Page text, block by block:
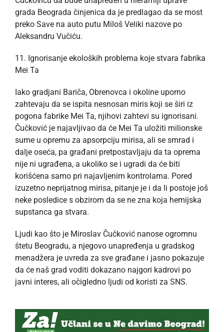
grada Beograda činjenica da je predlagao da se most
preko Save na auto putu Miloš Veliki nazove po
Aleksandru Vučiću.
11. Ignorisanje ekoloških problema koje stvara fabrika
Mei Ta
Iako gradjani Bariča, Obrenovca i okoline uporno
zahtevaju da se ispita nesnosan miris koji se širi iz
pogona fabrike Mei Ta, njihovi zahtevi su ignorisani.
Čučković je najavljivao da će Mei Ta uložiti milionske
sume u opremu za apsorpciju mirisa, ali se smrad i
dalje oseća, pa građani pretpostavljaju da ta oprema
nije ni ugrađena, a ukoliko se i ugradi da će biti
korišćena samo pri najavljenim kontrolama. Pored
izuzetno neprijatnog mirisa, pitanje je i da li postoje još
neke posledice s obzirom da se ne zna koja hemijska
supstanca ga stvara.
Ljudi kao što je Miroslav Čučković nanose ogromnu
štetu Beogradu, a njegovo unapređenja u gradskog
menadžera je uvreda za sve građane i jasno pokazuje
da će naš grad voditi dokazano najgori kadrovi po
javni interes, ali očigledno ljudi od koristi za SNS.